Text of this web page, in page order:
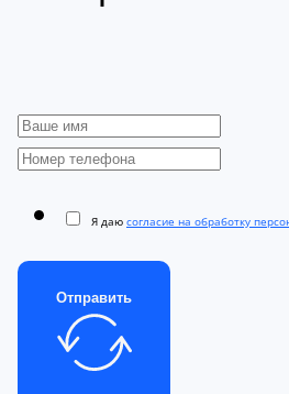
Я даю согласие на обработку
Отправить